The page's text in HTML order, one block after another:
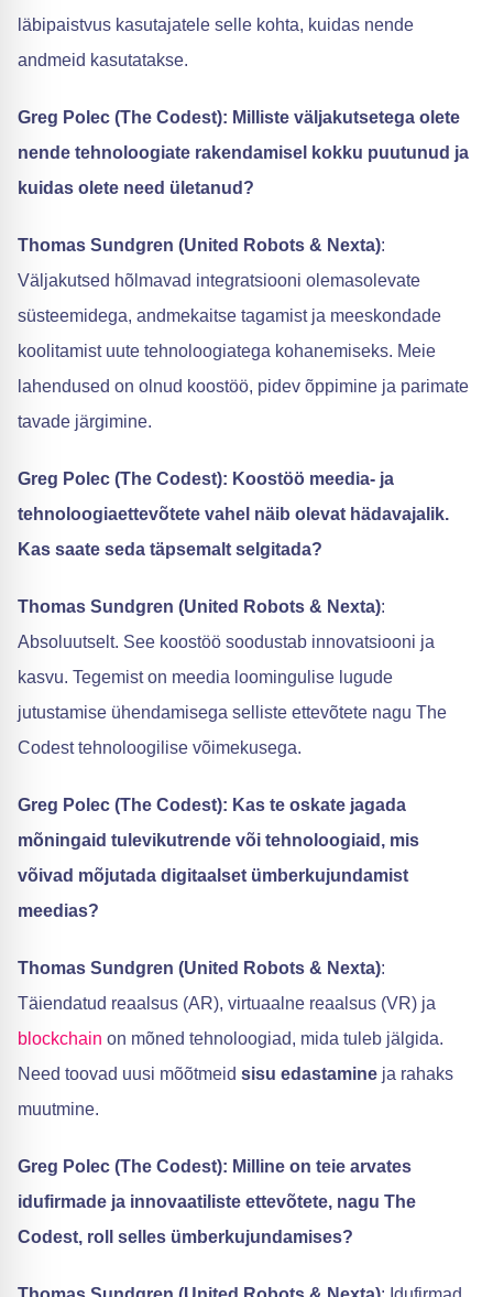
läbipaistvus kasutajatele selle kohta, kuidas nende
andmeid kasutatakse.
Greg Polec (The Codest): Milliste väljakutsetega olete
nende tehnoloogiate rakendamisel kokku puutunud ja
kuidas olete need ületanud?
Thomas Sundgren (United Robots & Nexta):
Väljakutsed hõlmavad integratsiooni olemasolevate
süsteemidega, andmekaitse tagamist ja meeskondade
koolitamist uute tehnoloogiatega kohanemiseks. Meie
lahendused on olnud koostöö, pidev õppimine ja parimate
tavade järgimine.
Greg Polec (The Codest): Koostöö meedia- ja
tehnoloogiaettevõtete vahel näib olevat hädavajalik.
Kas saate seda täpsemalt selgitada?
Thomas Sundgren (United Robots & Nexta):
Absoluutselt. See koostöö soodustab innovatsiooni ja
kasvu. Tegemist on meedia loomingulise lugude
jutustamise ühendamisega selliste ettevõtete nagu The
Codest tehnoloogilise võimekusega.
Greg Polec (The Codest): Kas te oskate jagada
mõningaid tulevikutrende või tehnoloogiaid, mis
võivad mõjutada digitaalset ümberkujundamist
meedias?
Thomas Sundgren (United Robots & Nexta):
Täiendatud reaalsus (AR), virtuaalne reaalsus (VR) ja
blockchain on mõned tehnoloogiad, mida tuleb jälgida.
Need toovad uusi mõõtmeid sisu edastamine ja rahaks
muutmine.
Greg Polec (The Codest): Milline on teie arvates
idufirmade ja innovaatiliste ettevõtete, nagu The
Codest, roll selles ümberkujundamises?